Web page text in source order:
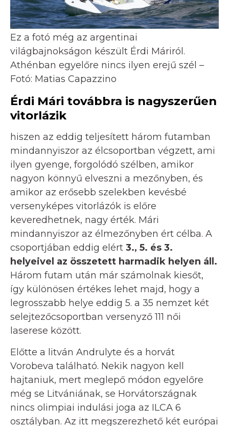
Ez a fotó még az argentinai
világbajnokságon készült Érdi Máriról.
Athénban egyelőre nincs ilyen erejű szél –
Fotó: Matias Capazzino
Érdi Mári továbbra is nagyszerűen
vitorlázik
hiszen az eddig teljesített három futamban
mindannyiszor az élcsoportban végzett, ami
ilyen gyenge, forgolódó szélben, amikor
nagyon könnyű elveszni a mezőnyben, és
amikor az erősebb szelekben kevésbé
versenyképes vitorlázók is előre
keveredhetnek, nagy érték. Mári
mindannyiszor az élmezőnyben ért célba. A
csoportjában eddig elért 3., 5. és 3.
helyeivel az összetett harmadik helyen áll.
Három futam után már számolnak kiesőt,
így különösen értékes lehet majd, hogy a
legrosszabb helye eddig 5. a 35 nemzet két
selejtezőcsoportban versenyző 111 női
laserese között.
Előtte a litván Andrulyte és a horvát
Vorobeva található. Nekik nagyon kell
hajtaniuk, mert meglepő módon egyelőre
még se Litvániának, se Horvátországnak
nincs olimpiai indulási joga az ILCA 6
osztályban. Az itt megszerezhető két európai